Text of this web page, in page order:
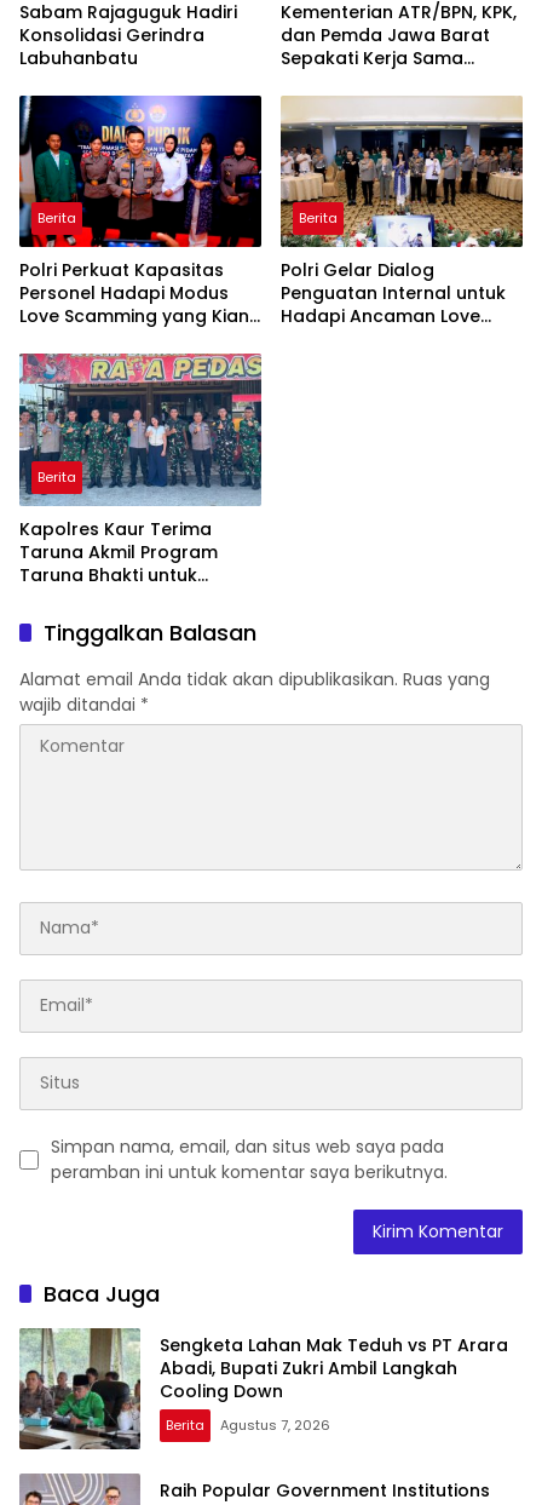
Sabam Rajaguguk Hadiri
Konsolidasi Gerindra
Labuhanbatu
Kementerian ATR/BPN, KPK,
dan Pemda Jawa Barat
Sepakati Kerja Sama
Korupsi serta Penguatan
Ekonomi Daerah
Berita
Polri Perkuat Kapasitas
Personel Hadapi Modus
Love Scamming yang Kian
Berita
Polri Gelar Dialog
Penguatan Internal untuk
Hadapi Ancaman Love
Berita
Kapolres Kaur Terima
Taruna Akmil Program
Taruna Bhakti untuk
Rakyat Kabupaten Kaur
Tinggalkan Balasan
Alamat email Anda tidak akan dipublikasikan. Ruas yang
wajib ditandai *
Simpan nama, email, dan situs web saya pada
peramban ini untuk komentar saya berikutnya.
Baca Juga
Sengketa Lahan Mak Teduh vs PT Arara
Abadi, Bupati Zukri Ambil Langkah
Cooling Down
Berita Agustus 7, 2026
Raih Popular Government Institutions